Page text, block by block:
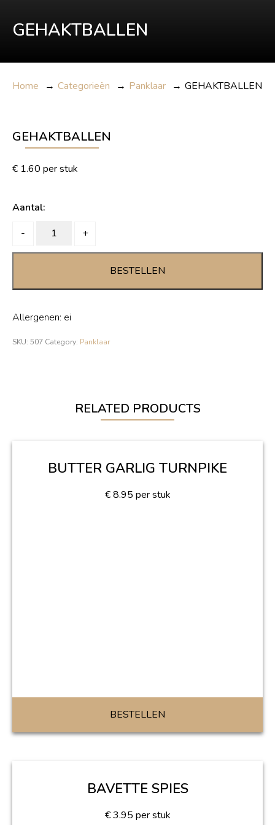
GEHAKTBALLEN
Home → Categorieën → Panklaar → GEHAKTBALLEN
GEHAKTBALLEN
€ 1.60 per stuk
Aantal:
-
GEHAKTBALLEN
+
BESTELLEN
Allergenen: ei
SKU: 507 Category: Panklaar
RELATED PRODUCTS
BUTTER GARLIG TURNPIKE
€ 8.95 per stuk
BESTELLEN
BAVETTE SPIES
€ 3.95 per stuk